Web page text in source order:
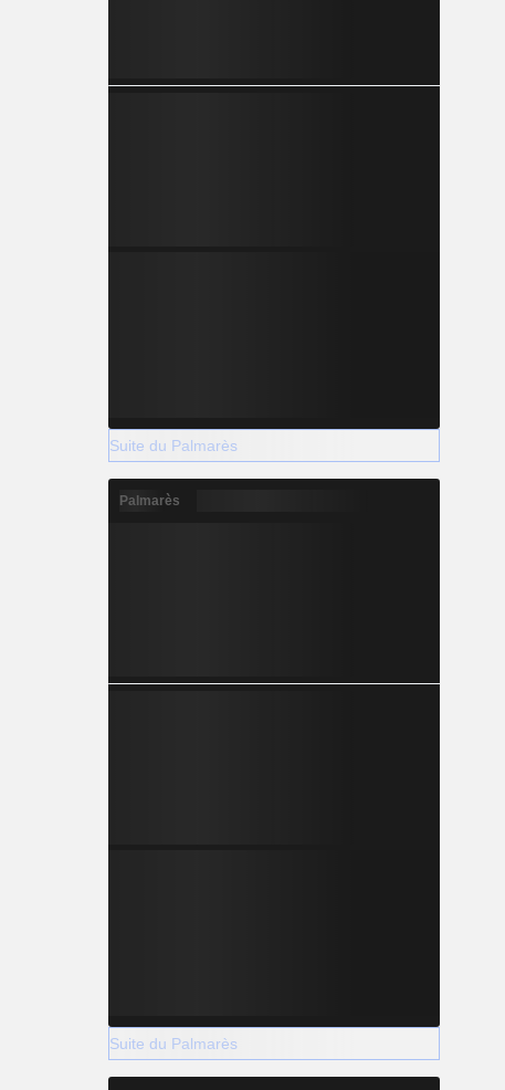
Suite du Palmarès
Palmarès
Suite du Palmarès